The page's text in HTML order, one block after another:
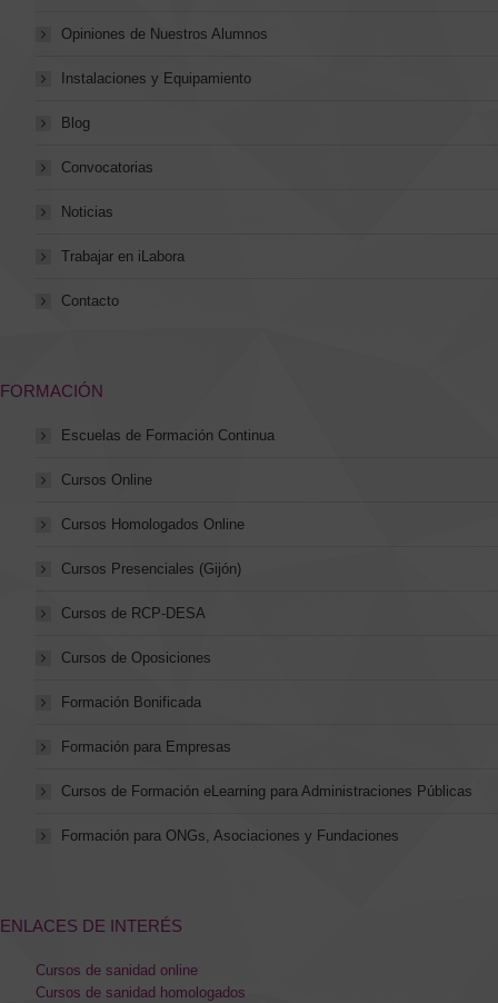
Opiniones de Nuestros Alumnos
Instalaciones y Equipamiento
Blog
Convocatorias
Noticias
Trabajar en iLabora
Contacto
FORMACIÓN
Escuelas de Formación Continua
Cursos Online
Cursos Homologados Online
Cursos Presenciales (Gijón)
Cursos de RCP-DESA
Cursos de Oposiciones
Formación Bonificada
Formación para Empresas
Cursos de Formación eLearning para Administraciones Públicas
Formación para ONGs, Asociaciones y Fundaciones
ENLACES DE INTERÉS
Cursos de sanidad online
Cursos de sanidad homologados